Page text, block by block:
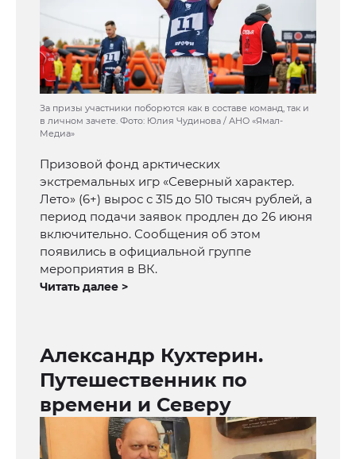
За призы участники поборются как в составе команд, так и
в личном зачете. Фото: Юлия Чудинова / АНО «Ямал-
Медиа»
Призовой фонд арктических
экстремальных игр «Северный характер.
Лето» (6+) вырос с 315 до 510 тысяч рублей, а
период подачи заявок продлен до 26 июня
включительно. Сообщения об этом
появились в официальной группе
мероприятия в ВК.
Читать далее >
Александр Кухтерин.
Путешественник по
времени и Северу